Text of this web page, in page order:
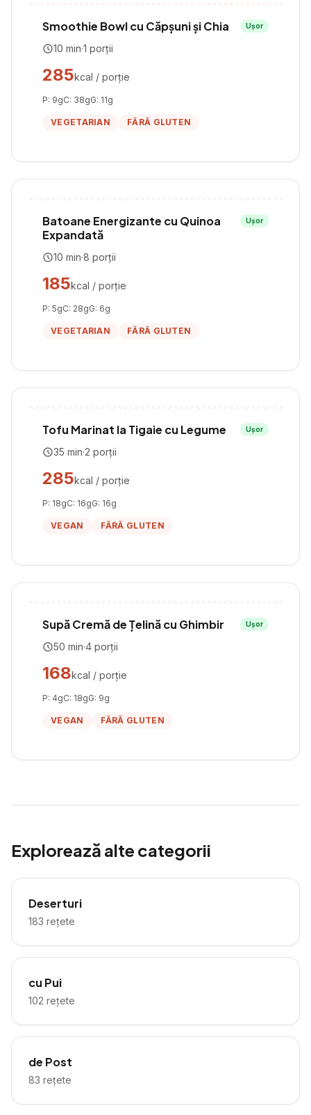
Smoothie Bowl cu Căpșuni și Chia Ușor
10 min·1 porții
285kcal / porție
P: 9gC: 38gG: 11g
VEGETARIAN FĂRĂ GLUTEN
Batoane Energizante cu Quinoa
Expandată
Ușor
10 min·8 porții
185kcal / porție
P: 5gC: 28gG: 6g
VEGETARIAN FĂRĂ GLUTEN
Tofu Marinat la Tigaie cu Legume Ușor
35 min·2 porții
285kcal / porție
P: 18gC: 16gG: 16g
VEGAN FĂRĂ GLUTEN
Supă Cremă de Țelină cu Ghimbir Ușor
50 min·4 porții
168kcal / porție
P: 4gC: 18gG: 9g
VEGAN FĂRĂ GLUTEN
Explorează alte categorii
Deserturi
183 rețete
cu Pui
102 rețete
de Post
83 rețete